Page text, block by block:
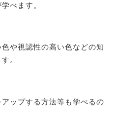
べます。
や視認性の高い色などの知
。
ップする方法等も学べるの